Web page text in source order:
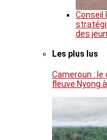
Conseil
des
Les plus lus
Cameroun :
fleuve Nyong